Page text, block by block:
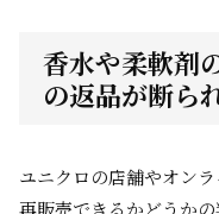
香水や柔軟剤
の返品が断ら
ユニクロの店舗やオン
再販売できるかどうか